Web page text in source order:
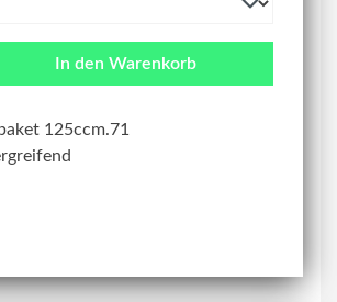
In den Warenkorb
125ccm.71